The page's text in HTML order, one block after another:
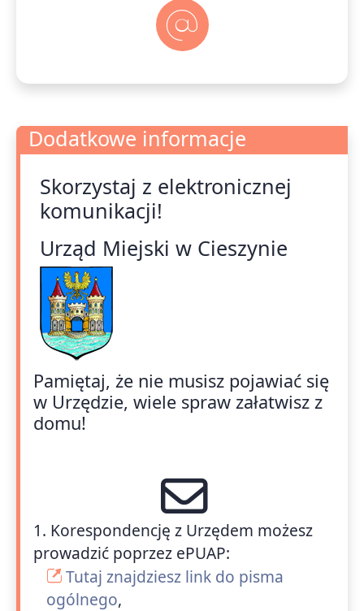
Dodatkowe informacje
Dodatkowe informacje
Skorzystaj z elektronicznej
komunikacji!
Urząd Miejski w Cieszynie
Pamiętaj, że nie musisz pojawiać się
w Urzędzie, wiele spraw załatwisz z
domu!
1. Korespondencję z Urzędem możesz
prowadzić poprzez ePUAP:
Tutaj znajdziesz link do pisma
ogólnego,